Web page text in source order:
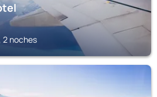
2 noches